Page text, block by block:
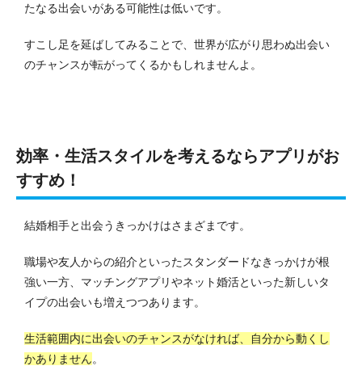
たなる出会いがある可能性は低いです。
すこし足を延ばしてみることで、世界が広がり思わぬ出会い
のチャンスが転がってくるかもしれませんよ。
効率・生活スタイルを考えるならアプリがお
すすめ！
結婚相手と出会うきっかけはさまざまです。
職場や友人からの紹介といったスタンダードなきっかけが根
強い一方、マッチングアプリやネット婚活といった新しいタ
イプの出会いも増えつつあります。
生活範囲内に出会いのチャンスがなければ、自分から動くし
かありません。